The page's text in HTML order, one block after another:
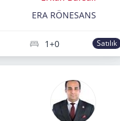
ERA RÖNESANS
1+0 Satılık